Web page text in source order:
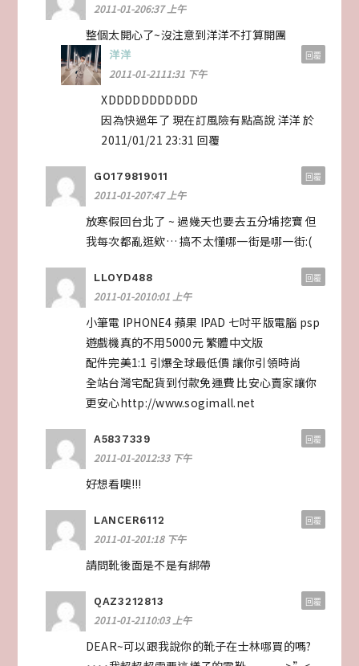
2011-01-206:37 上午
整個太開心了~沒注意到洋洋不打算開團
洋洋
2011-01-2111:31 下午
XDDDDDDDDDDD
因為快過年了 現在訂風險有點高說 洋洋 於
2011/01/21 23:31 回覆
回覆
GO179819011
2011-01-207:47 上午
放寒假回台北了 ~ 過幾天也要去五分埔挖寶 但
我每次都亂逛欸… 搞不太懂哪一街是哪一街:(
回覆
LLOYD488
2011-01-2010:01 上午
小筆電 IPHONE4 蘋果 IPAD 七吋平版電腦 psp
遊戲機真的不用5000元 繁體中文版
配件完美1:1 引爆全球最低價 讓你引領時尚
全站台灣宅配貨到付款免運費 比安心賣家讓你
更安心http://www.sogimall.net
回覆
A5837339
2011-01-2012:33 下午
好想看噢!!!
回覆
LANCER6112
2011-01-201:18 下午
請問靴後面是不是有綁帶
回覆
QAZ3212813
2011-01-2110:03 上午
DEAR~可以跟我說你的靴子在士林哪買的嗎?
回覆